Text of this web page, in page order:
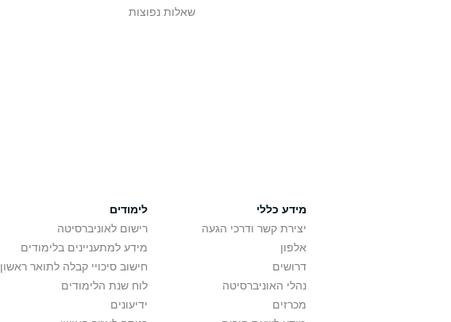
שאלות נפוצות
מידע כללי
יצירת קשר ודרכי הגעה
אלפון
דרושים
נהלי האוניברסיטה
מכרזים
לימודים
רישום לאוניברסיטה
מידע למתעניינים בלימודים
חישוב סיכויי קבלה לתואר ראשון
לוח שנת הלימודים
ידיעונים